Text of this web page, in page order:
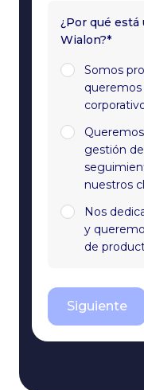
¿Por qué
Wialon?*
Somos
queremos
gestión
nuestros
Nos
y
de
Siguiente